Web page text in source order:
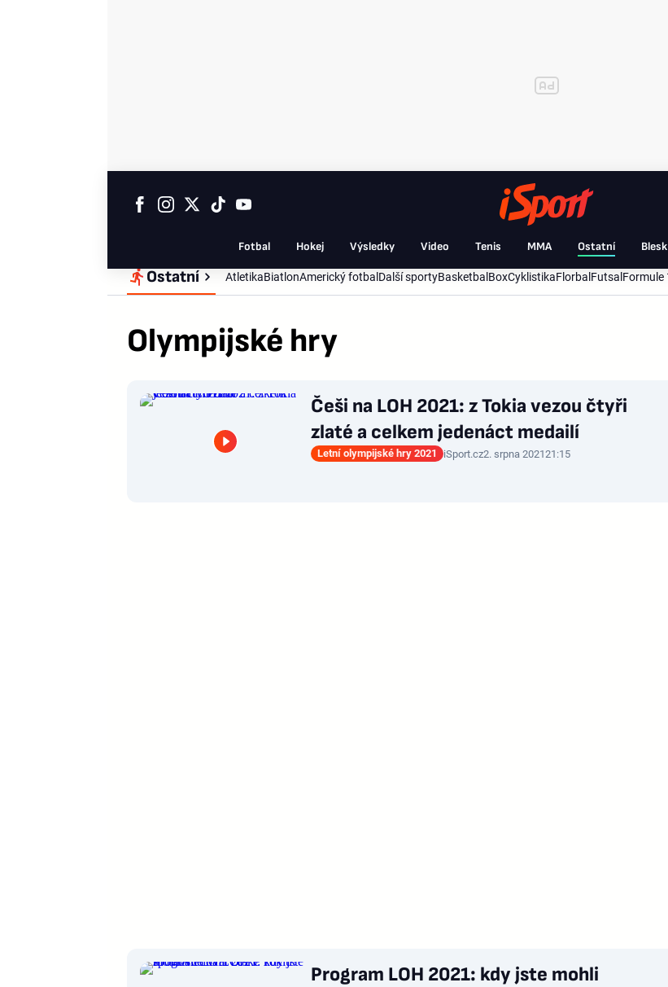
Fotbal Hokej Výsledky Video Tenis MMA Ostatní
Ostatní AtletikaBiatlonAmerický fotbal Další sportyBasketbal BoxCyklistikaFlorbal Futsal Formule
Olympijské hry
Češi na LOH 2021: z Tokia vezou čtyři
zlaté a celkem jedenáct medailí
Letní olympijské hry 2021 iSport.cz2. srpna 202121:15
Program LOH 2021: kdy jste mohli